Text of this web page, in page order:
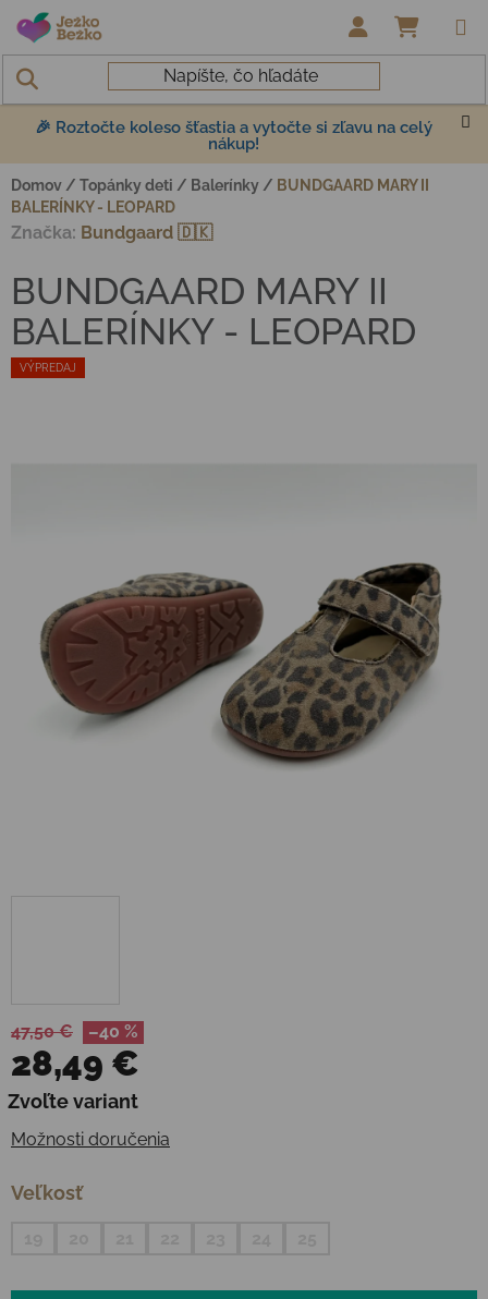
Prejsť na obsah
🎉 Roztočte koleso šťastia a vytočte si zľavu na celý
nákup!
Domov / Topánky deti / Balerínky / BUNDGAARD MARY II
BALERÍNKY - LEOPARD
47,50 € –40 %
28,49 €
Jednotková cena:
Zvoľte variant
Možnosti doručenia
Veľkosť
VÝPREDAJ
BUNDGAARD MARY II
BALERÍNKY - LEOPARD
Značka: Bundgaard 🇩🇰